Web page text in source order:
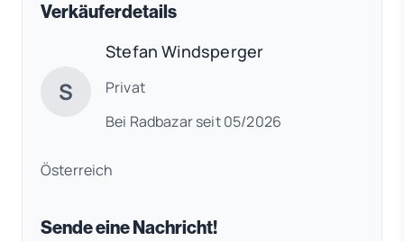
Verkäuferdetails
S
Stefan Windsperger
Privat
Bei Radbazar seit 05/2026
Österreich
Sende eine Nachricht!